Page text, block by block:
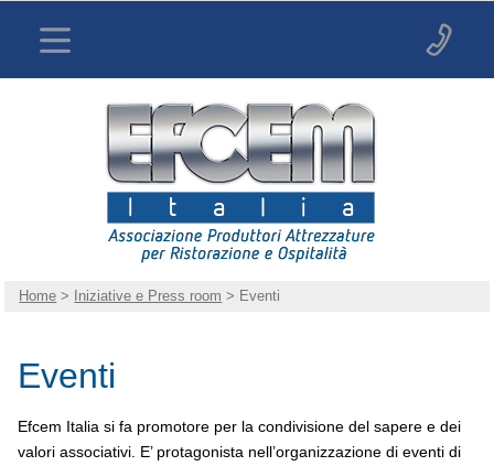
Home > Iniziative e Press room > Eventi
Eventi
Efcem Italia si fa promotore per la condivisione del sapere e dei
valori associativi. E’ protagonista nell’organizzazione di eventi di